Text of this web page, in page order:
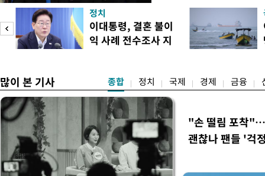
보가 8일 제주·인천 지역
다. 앞서 정청래 후보 우세
·울산·경남 경선에서 1승
제주·인천 경선에서 이기
정치
이대통령, 결혼 불이
익 사례 전수조사 지
많이 본 기사 종합 정치 국제 경제 금융
"손 떨림 포착
괜찮나 팬들 '걱